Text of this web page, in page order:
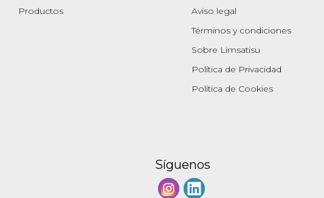
Productos
Aviso legal
Términos y condiciones
Sobre Limsatisu
Política de Privacidad
Política de Cookies
Síguenos